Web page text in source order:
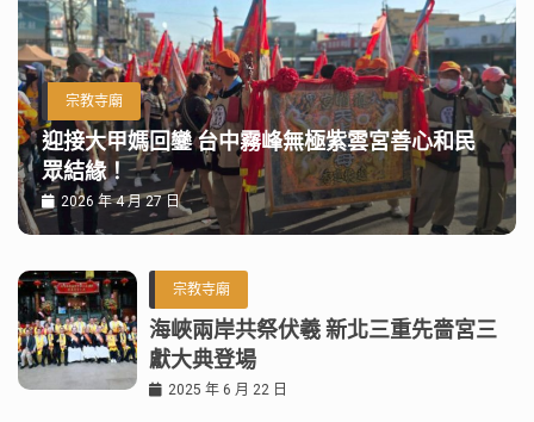
宗教寺廟
迎接大甲媽回鑾 台中霧峰無極紫雲宮善心和民
眾結緣！
2026 年 4 月 27 日
宗教寺廟
海峽兩岸共祭伏羲 新北三重先嗇宮三
獻大典登場
2025 年 6 月 22 日